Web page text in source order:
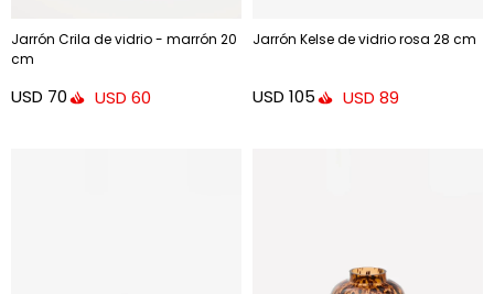
Jarrón Crila de vidrio - marrón 20
cm
USD 70 USD 60
Jarrón Kelse de vidrio rosa 28 cm
USD 105 USD 89